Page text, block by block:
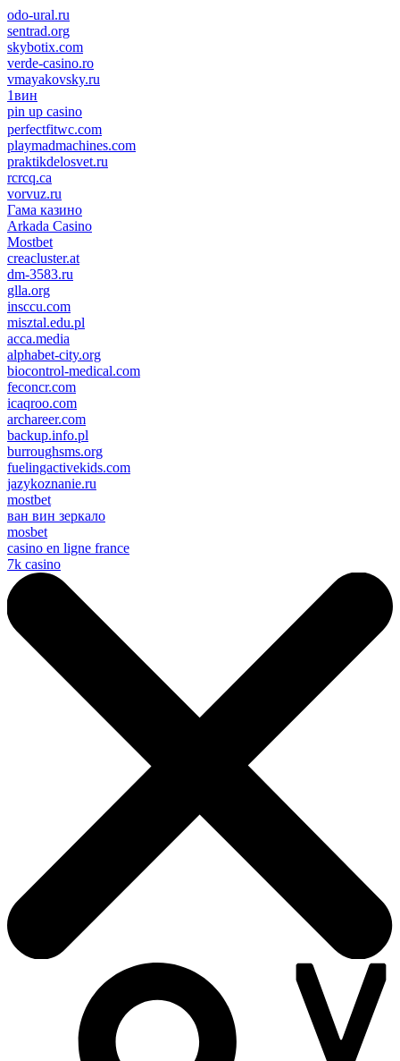
odo-ural.ru
sentrad.org
skybotix.com
verde-casino.ro
vmayakovsky.ru
1вин
pin up casino
пин ап
1win
perfectfitwc.com
playmadmachines.com
praktikdelosvet.ru
rcrcq.ca
vorvuz.ru
Гама казино
Arkada Casino
Mostbet
creacluster.at
dm-3583.ru
glla.org
insccu.com
misztal.edu.pl
acca.media
alphabet-city.org
biocontrol-medical.com
feconcr.com
icaqroo.com
archareer.com
backup.info.pl
burroughsms.org
fuelingactivekids.com
jazykoznanie.ru
mostbet
ван вин зеркало
mosbet
casino en ligne france
7k casino